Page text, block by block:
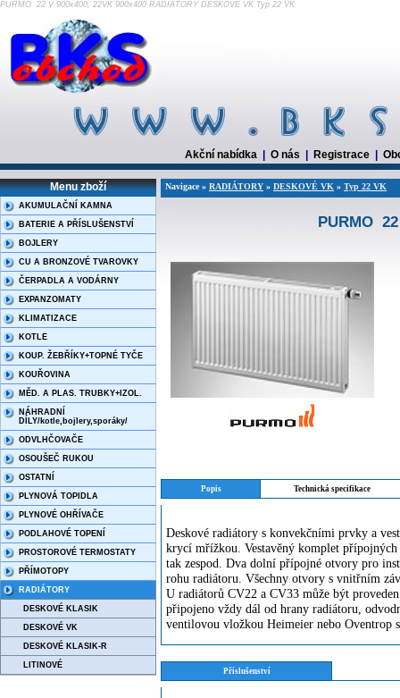
PURMO 22 V 900x400, 22VK 900x400 RADIÁTORY DESKOVÉ VK Typ 22 VK
Akční nabídka O nás Registrace
Menu zboží
AKUMULAČNÍ KAMNA
BATERIE A PŘÍSLUŠENSTVÍ
BOJLERY
CU A BRONZOVÉ TVAROVKY
ČERPADLA A VODÁRNY
EXPANZOMATY
KLIMATIZACE
KOTLE
KOUP. ŽEBŘÍKY+TOPNÉ TYČE
KOUŘOVINA
MĚD. A PLAS. TRUBKY+IZOL.
NÁHRADNÍ
DÍLY/kotle,bojlery,sporáky/
ODVLHČOVAČE
OSOUŠEČ RUKOU
OSTATNÍ
PLYNOVÁ TOPIDLA
PLYNOVÉ OHŘÍVAČE
PODLAHOVÉ TOPENÍ
PROSTOROVÉ TERMOSTATY
PŘÍMOTOPY
RADIÁTORY
DESKOVÉ KLASIK
DESKOVÉ VK
DESKOVÉ KLASIK-R
LITINOVÉ
Navigace » RADIÁTORY » DESKOVÉ VK » Typ 22 VK
PURMO
Popis Technická specifikace
Deskové radiátory s konvekčními prvky a
krycí mřížkou. Vestavěný komplet
tak zespod. Dva dolní přípojné otvory pro
rohu radiátoru. Všechny otvory s vnitřním
U radiátorů CV22 a CV33 může být
připojeno vždy dál od hrany radiátoru,
ventilovou vložkou Heimeier nebo Oventrop
Příslušenství